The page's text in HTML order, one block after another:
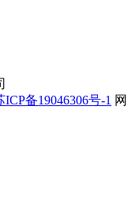
ICP备19046306号-1 网